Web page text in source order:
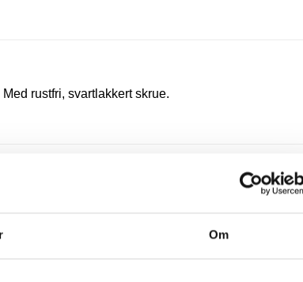
Om
rustfri, svartlakkert skrue.